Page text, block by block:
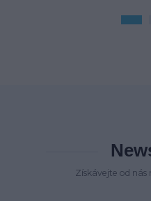
Získávejte od